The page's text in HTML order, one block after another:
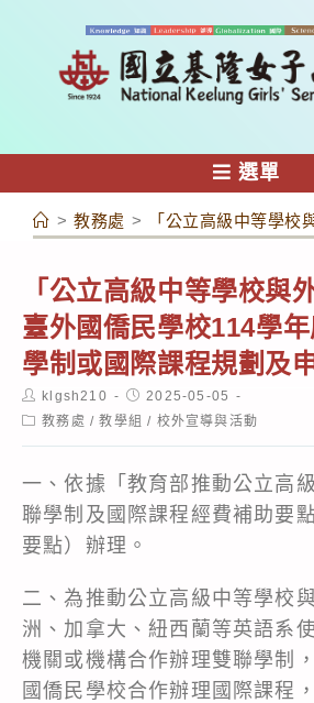
容
選單
> 教務處 > 「公立高級中等學
「公立高級中等學校與
臺外國僑民學校114學
學制或國際課程規劃及
Post
author:
klgsh210
Post
published:
2025-05-05
Post教務處 / 教學組 / 校外宣導與活動
一、依據「教育部推動公立高
聯學制及國際課程經費補助要
要點）辦理。
二、為推動公立高級中等學校
洲、加拿大、紐西蘭等英語系
機關或機構合作辦理雙聯學制
國僑民學校合作辦理國際課程